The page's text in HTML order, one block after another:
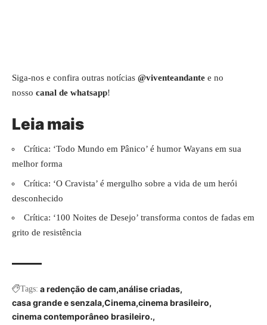
Siga-nos e confira outras notícias @viventeandante e no
nosso canal de whatsapp!
Leia mais
Crítica: ‘Todo Mundo em Pânico’ é humor Wayans em sua
melhor forma
Crítica: ‘O Cravista’ é mergulho sobre a vida de um herói
desconhecido
Crítica: ‘100 Noites de Desejo’ transforma contos de fadas em
grito de resistência
Tags: a redenção de cam análise criadas
casa grande e senzala Cinema cinema brasileiro
cinema contemporâneo brasileiro.